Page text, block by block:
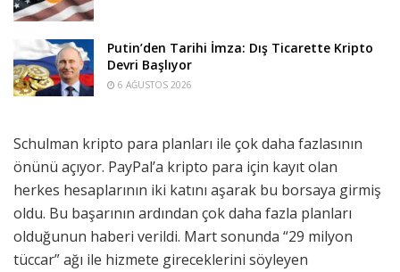
Putin’den Tarihi İmza: Dış Ticarette Kripto
Devri Başlıyor
6 AĞUSTOS 2026
Schulman kripto para planları ile çok daha fazlasının
önünü açıyor. PayPal’a kripto para için kayıt olan
herkes hesaplarının iki katını aşarak bu borsaya girmiş
oldu. Bu başarının ardından çok daha fazla planları
olduğunun haberi verildi. Mart sonunda “29 milyon
tüccar” ağı ile hizmete gireceklerini söyleyen